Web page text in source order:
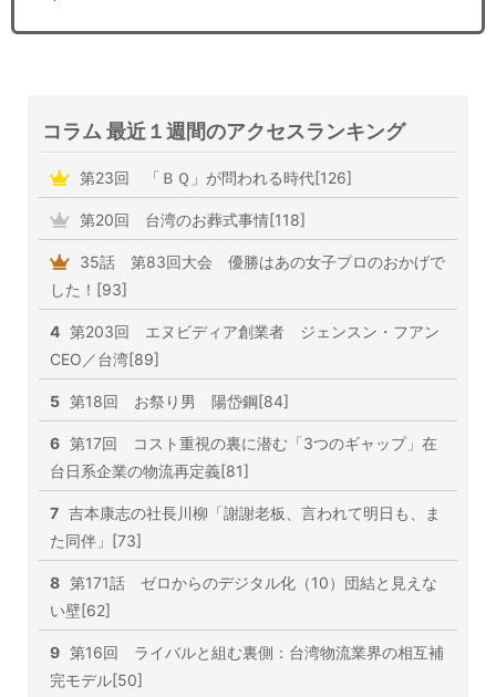
コラム 最近１週間のアクセスランキング
第23回 「ＢＱ」が問われる時代[126]
第20回 台湾のお葬式事情[118]
35話 第83回大会 優勝はあの女子プロのおかげで
した！[93]
4 第203回 エヌビディア創業者 ジェンスン・フアン
CEO／台湾[89]
5 第18回 お祭り男 陽岱鋼[84]
6 第17回 コスト重視の裏に潜む「3つのギャップ」在
台日系企業の物流再定義[81]
7 吉本康志の社長川柳「謝謝老板、言われて明日も、ま
た同伴」[73]
8 第171話 ゼロからのデジタル化（10）団結と見えな
い壁[62]
9 第16回 ライバルと組む裏側：台湾物流業界の相互補
完モデル[50]